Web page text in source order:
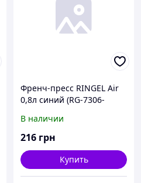
Френч-пресс RINGEL Air
0,8л синий (RG-7306-
В наличии
216 грн
Купить